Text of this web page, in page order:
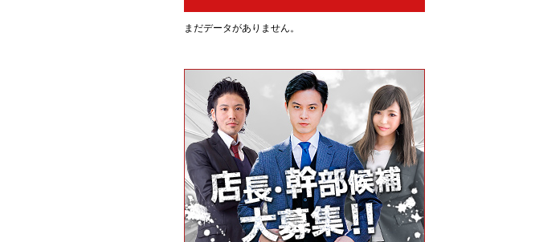
まだデータがありません。